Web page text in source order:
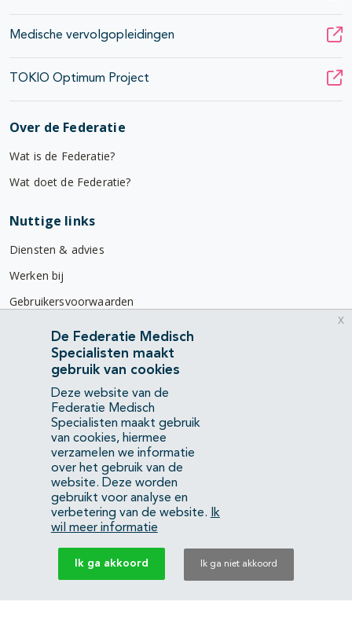
Medische vervolgopleidingen
TOKIO Optimum Project
Over de Federatie
Wat is de Federatie?
Wat doet de Federatie?
Nuttige links
Diensten & advies
Werken bij
Gebruikersvoorwaarden
Privacyverklaring
Contact
Mercatorlaan 1200
3528 BL Utrecht
(088) 505 34 34
info@richtlijnendatabase.nl
YouTubeLinkedIn
KvK Federatie Medisch Specialisten:40483480
Privacyverklaring
De Federatie Medisch
Specialisten maakt
gebruik van cookies
Deze website van de
Federatie Medisch
Specialisten maakt gebruik
van cookies, hiermee
verzamelen we informatie
over het gebruik van de
website. Deze worden
gebruikt voor analyse en
verbetering van de website.
Ik
wil meer informatie
Ik ga akkoord Ik ga niet akkoord
x